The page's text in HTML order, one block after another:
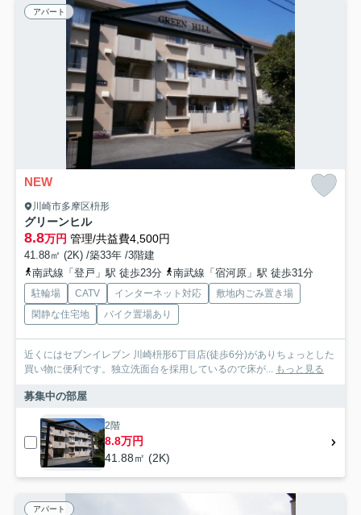
アパート
NEW
川崎市多摩区枡形
グリーンヒル
8.8万円 管理/共益費4,500円
41.88㎡ (2K) /築33年 /3階建
南武線「登戸」駅 徒歩23分
南武線「宿河原」駅 徒歩31分
駐輪場 CATV インターネット対応
敷地内ごみ置き場
閑静な住宅地
バイク置場あり
近くにはセブンイレブン 川崎枡形6丁目店(徒歩6分)がありちょっとした
買い物に便利です。独立洗面台を採用しているので床が... もっと見る
募集中の部屋
2階
8.8万円
41.88㎡ (2K)
アパート